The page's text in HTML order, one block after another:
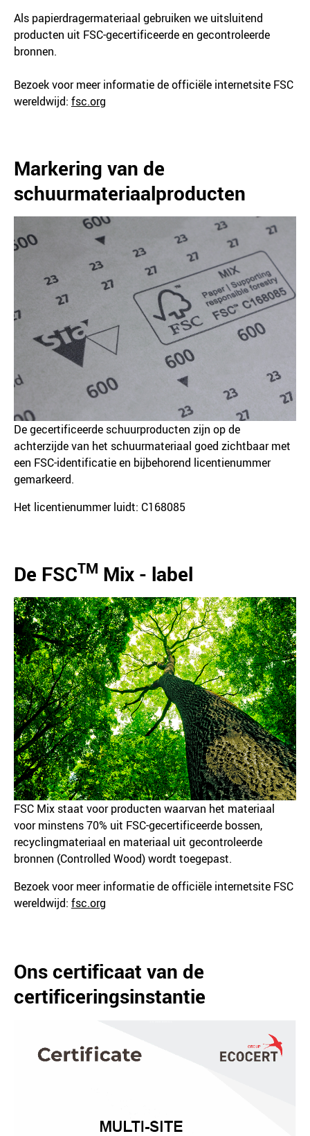
Als papierdragermateriaal gebruiken we uitsluitend
producten uit FSC-gecertificeerde en gecontroleerde
bronnen.
Bezoek voor meer informatie de officiële internetsite FSC
wereldwijd: fsc.org
Markering van de
schuurmateriaalproducten
De gecertificeerde schuurproducten zijn op de
achterzijde van het schuurmateriaal goed zichtbaar met
een FSC-identificatie en bijbehorend licentienummer
gemarkeerd.
Het licentienummer luidt: C168085
De FSCTM Mix - label
FSC Mix staat voor producten waarvan het materiaal
voor minstens 70% uit FSC-gecertificeerde bossen,
recyclingmateriaal en materiaal uit gecontroleerde
bronnen (Controlled Wood) wordt toegepast.
Bezoek voor meer informatie de officiële internetsite FSC
wereldwijd: fsc.org
Ons certificaat van de
certificeringsinstantie